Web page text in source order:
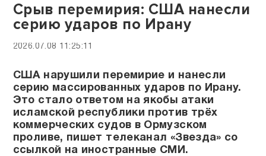
Срыв перемирия: США нанесли
серию ударов по Ирану
2026.07.08 11:25:11
США нарушили перемирие и нанесли
серию массированных ударов по Ирану.
Это стало ответом на якобы атаки
исламской республики против трёх
коммерческих судов в Ормузском
проливе, пишет телеканал «Звезда» со
ссылкой на иностранные СМИ.